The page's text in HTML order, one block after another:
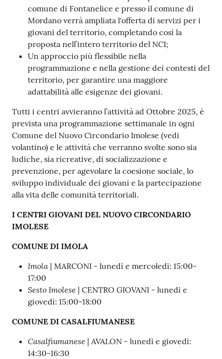
comune di Fontanelice e presso il comune di
Mordano verrà ampliata l'offerta di servizi per i
giovani del territorio, completando così la
proposta nell’intero territorio del NCI;
Un approccio più flessibile nella
programmazione e nella gestione dei contesti del
territorio, per garantire una maggiore
adattabilità alle esigenze dei giovani.
Tutti i centri avvieranno l’attività ad Ottobre 2025, è
prevista una programmazione settimanale in ogni
Comune del Nuovo Circondario Imolese (vedi
volantino) e le attività che verranno svolte sono sia
ludiche, sia ricreative, di socializzazione e
prevenzione, per agevolare la coesione sociale, lo
sviluppo individuale dei giovani e la partecipazione
alla vita delle comunità territoriali.
I CENTRI GIOVANI DEL NUOVO CIRCONDARIO
IMOLESE
COMUNE DI IMOLA
Imola | MARCONI - lunedì e mercoledì: 15:00-
17:00
Sesto Imolese | CENTRO GIOVANI - lunedì e
giovedì: 15:00-18:00
COMUNE DI CASALFIUMANESE
Casalfiumanese | AVALON - lunedì e giovedì:
14:30-16:30